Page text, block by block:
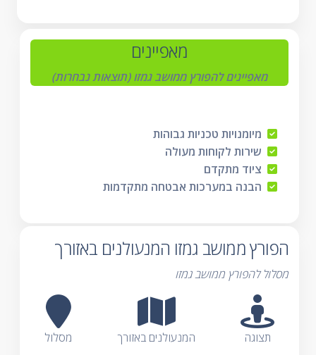
מאפיינים
מאפיינים להפורץ ממושב גמזו (תוצאות נבחרות)
מיומנויות טכניות גבוהות
שירות לקוחות מעולה
ציוד מתקדם
הבנה במערכות אבטחה מתקדמות
הפורץ ממושב גמזו המנעולנים באזורך
מסלול להפורץ ממושב גמזו
תצוגה המנעולנים באזורך מסלול